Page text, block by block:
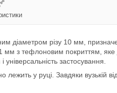
діаметром різу 10 мм,
з тефлоновим покриттям, яке
застосування.
у руці. Завдяки вузькій